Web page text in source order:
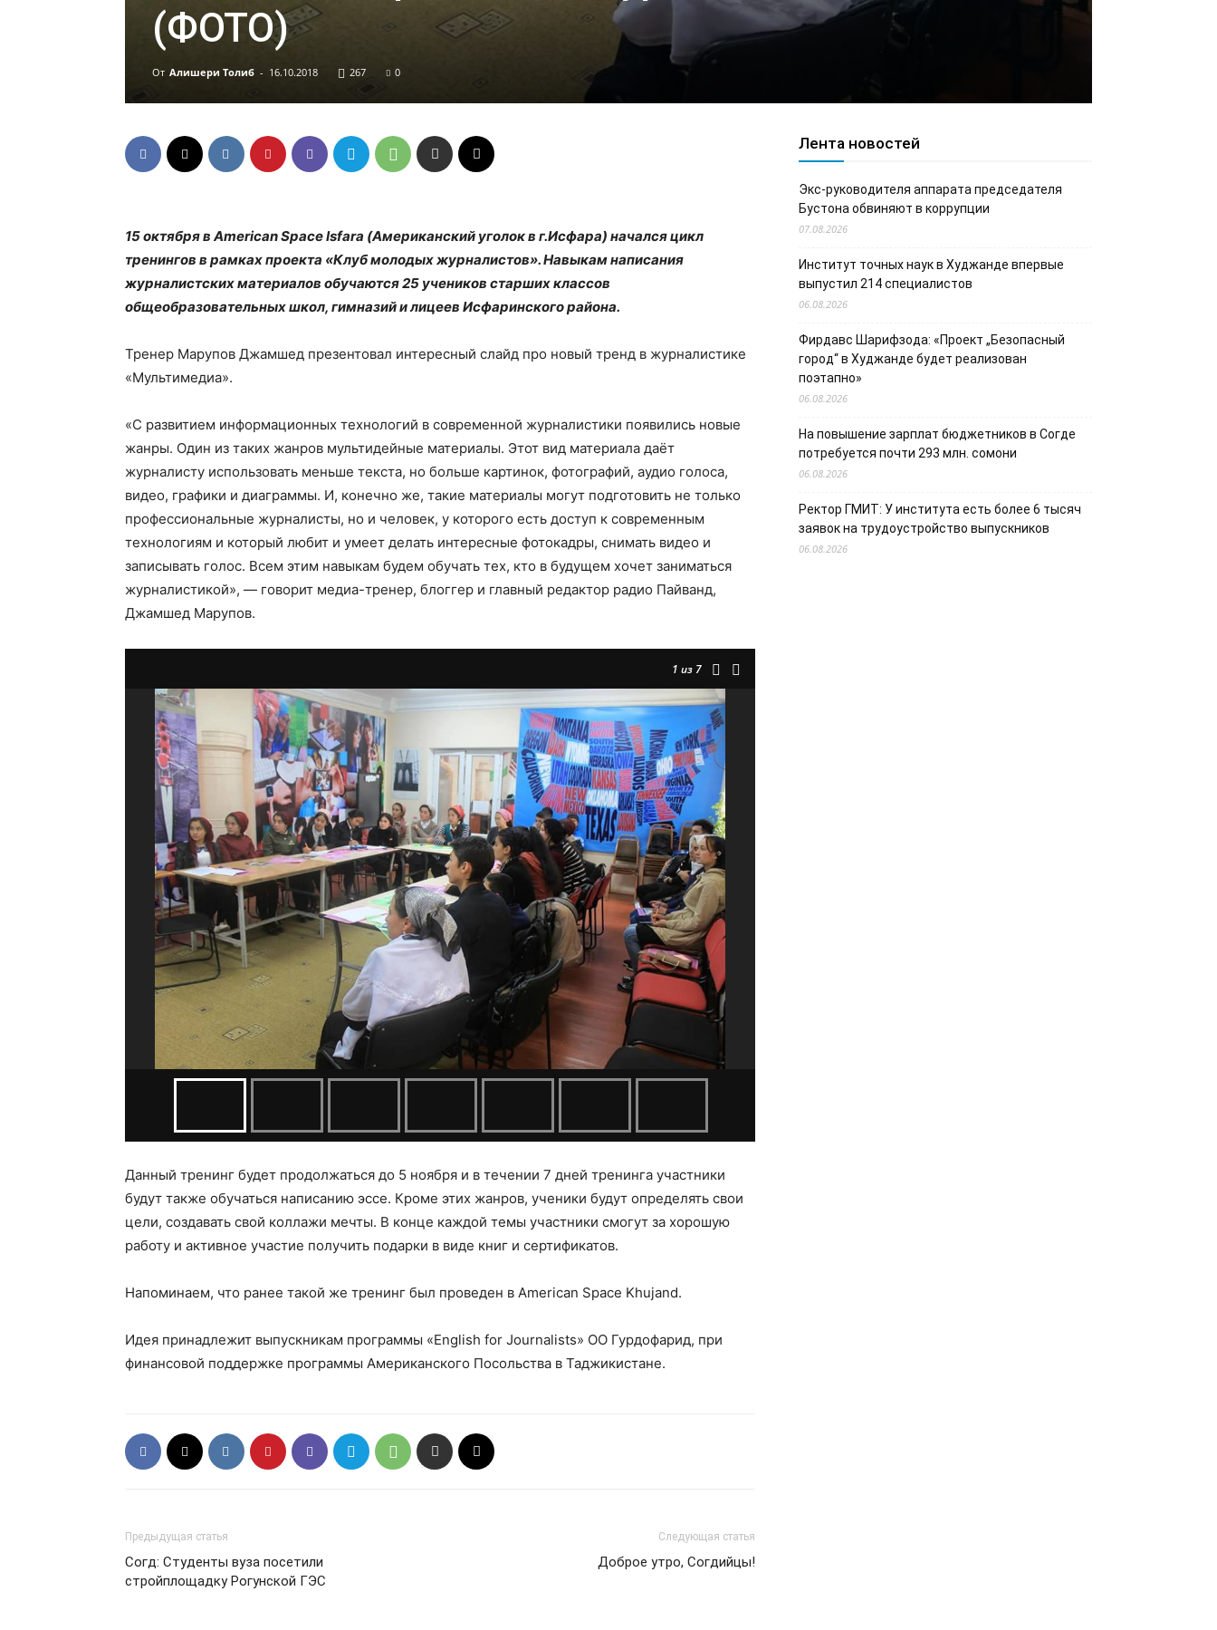
(ФОТО)
От Алишери Толиб - 16.10.2018 267 0
15 октября в American Space Isfara (Американский уголок в г.Исфара) начался цикл
тренингов в рамках проекта «Клуб молодых журналистов». Навыкам написания
журналистских материалов обучаются 25 учеников старших классов
общеобразовательных школ, гимназий и лицеев Исфаринского района.
Тренер Марупов Джамшед презентовал интересный слайд про новый тренд в журналистике
«Мультимедиа».
«С развитием информационных технологий в современной журналистики появились новые
жанры. Один из таких жанров мультидейные материалы. Этот вид материала даёт
журналисту использовать меньше текста, но больше картинок, фотографий, аудио голоса,
видео, графики и диаграммы. И, конечно же, такие материалы могут подготовить не только
профессиональные журналисты, но и человек, у которого есть доступ к современным
технологиям и который любит и умеет делать интересные фотокадры, снимать видео и
записывать голос. Всем этим навыкам будем обучать тех, кто в будущем хочет заниматься
журналистикой», — говорит медиа-тренер, блоггер и главный редактор радио Пайванд,
Джамшед Марупов.
1 из 7
Данный тренинг будет продолжаться до 5 ноября и в течении 7 дней тренинга участники
будут также обучаться написанию эссе. Кроме этих жанров, ученики будут определять свои
цели, создавать свой коллажи мечты. В конце каждой темы участники смогут за хорошую
работу и активное участие получить подарки в виде книг и сертификатов.
Напоминаем, что ранее такой же тренинг был проведен в American Space Khujand.
Идея принадлежит выпускникам программы «English for Journalists» ОО Гурдофарид, при
финансовой поддержке программы Американского Посольства в Таджикистане.
Предыдущая статья
Согд: Студенты вуза посетили
стройплощадку Рогунской ГЭС
Следующая статья
Доброе утро, Согдийцы!
Лента новостей
Экс-руководителя аппарата председателя
Бустона обвиняют в коррупции
07.08.2026
Институт точных наук в Худжанде впервые
выпустил 214 специалистов
06.08.2026
Фирдавс Шарифзода: «Проект „Безопасный
город“ в Худжанде будет реализован
поэтапно»
06.08.2026
На повышение зарплат бюджетников в Согде
потребуется почти 293 млн. сомони
06.08.2026
Ректор ГМИТ: У института есть более 6 тысяч
заявок на трудоустройство выпускников
06.08.2026